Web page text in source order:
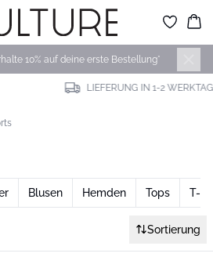
10% auf deine erste Bestellung*
LIEFERUNG IN 1-2 WERKTAGEN
Blusen Hemden Tops T-
Sortierung